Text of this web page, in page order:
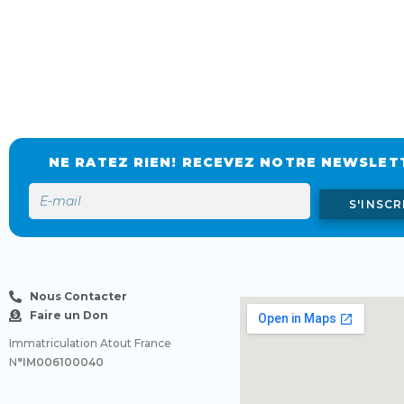
NE RATEZ RIEN! RECEVEZ NOTRE
Nous Contacter
Faire un Don
Immatriculation Atout France
N°IM006100040